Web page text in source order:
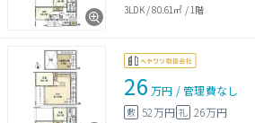
3LDK/80.61㎡ / 1階
26 万円 /管理費なし
敷 52万円 礼 26万円